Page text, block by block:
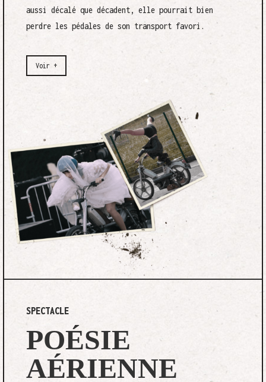
aussi décalé que décadent, elle pourrait bien
perdre les pédales de son transport favori.
Voir +
SPECTACLE
POÉSIE
AÉRIENNE